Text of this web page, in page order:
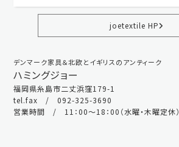
joetextile HP
デンマーク家具＆北欧とイギリスのアンティーク
ハミングジョー
福岡県糸島市二丈浜窪179-1
tel.fax / 092-325-3690
営業時間 / 11：00～18：00（水曜・木曜定休）